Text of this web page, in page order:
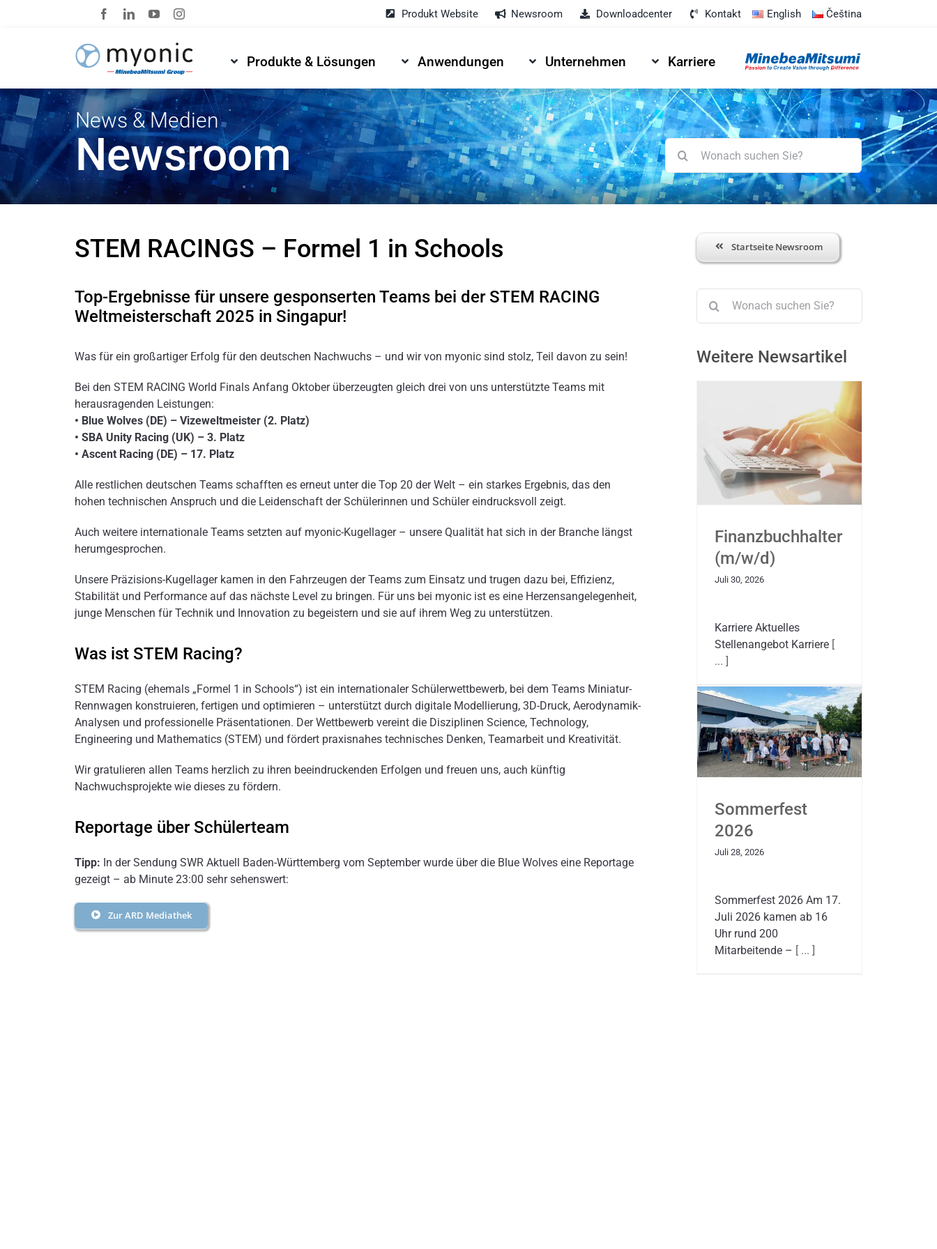
Produkt Website Newsroom Downloadcenter Kontakt English Čeština
Produkte & Lösungen Anwendungen Unternehmen Karriere
News & Medien
Newsroom
Suche
nach:
STEM RACINGS – Formel 1 in Schools
Top-Ergebnisse für unsere gesponserten Teams bei der STEM RACING
Weltmeisterschaft 2025 in Singapur!
Was für ein großartiger Erfolg für den deutschen Nachwuchs – und wir von myonic sind stolz, Teil davon zu sein!
Bei den STEM RACING World Finals Anfang Oktober überzeugten gleich drei von uns unterstützte Teams mit
herausragenden Leistungen:
• Blue Wolves (DE) – Vizeweltmeister (2. Platz)
• SBA Unity Racing (UK) – 3. Platz
• Ascent Racing (DE) – 17. Platz
Alle restlichen deutschen Teams schafften es erneut unter die Top 20 der Welt – ein starkes Ergebnis, das den
hohen technischen Anspruch und die Leidenschaft der Schülerinnen und Schüler eindrucksvoll zeigt.
Auch weitere internationale Teams setzten auf myonic-Kugellager – unsere Qualität hat sich in der Branche längst
herumgesprochen.
Unsere Präzisions-Kugellager kamen in den Fahrzeugen der Teams zum Einsatz und trugen dazu bei, Effizienz,
Stabilität und Performance auf das nächste Level zu bringen. Für uns bei myonic ist es eine Herzensangelegenheit,
junge Menschen für Technik und Innovation zu begeistern und sie auf ihrem Weg zu unterstützen.
Was ist STEM Racing?
STEM Racing (ehemals „Formel 1 in Schools“) ist ein internationaler Schülerwettbewerb, bei dem Teams Miniatur-
Rennwagen konstruieren, fertigen und optimieren – unterstützt durch digitale Modellierung, 3D-Druck, Aerodynamik-
Analysen und professionelle Präsentationen. Der Wettbewerb vereint die Disziplinen Science, Technology,
Engineering und Mathematics (STEM) und fördert praxisnahes technisches Denken, Teamarbeit und Kreativität.
Wir gratulieren allen Teams herzlich zu ihren beeindruckenden Erfolgen und freuen uns, auch künftig
Nachwuchsprojekte wie dieses zu fördern.
Reportage über Schülerteam
Tipp: In der Sendung SWR Aktuell Baden-Württemberg vom September wurde über die Blue Wolves eine Reportage
gezeigt – ab Minute 23:00 sehr sehenswert:
Zur ARD Mediathek
Startseite Newsroom
nach:
Weitere Newsartikel
Finanzbuchhalter
(m/w/d)
Juli 30, 2026
Karriere Aktuelles
Stellenangebot Karriere [
... ]
Sommerfest
2026
Juli 28, 2026
Sommerfest 2026 Am 17.
Juli 2026 kamen ab 16
Uhr rund 200
Mitarbeitende – [ ... ]